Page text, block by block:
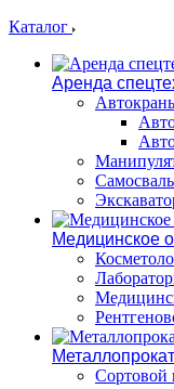
Каталог
Аренда
Медицинское
Металлопрокат
Сортовой